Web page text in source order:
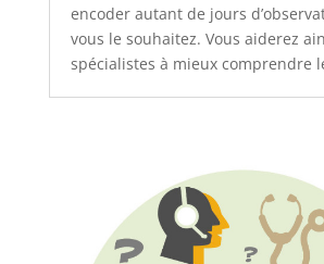
encoder autant de jours
vous le souhaitez. Vous aiderez
spécialistes à mieux comprendre